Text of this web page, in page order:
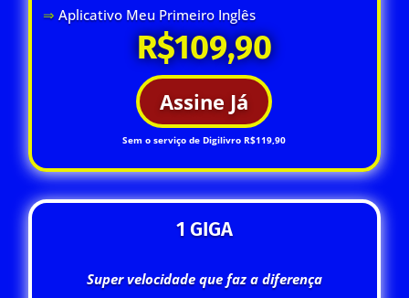
⇒Aplicativo Meu Primeiro Inglês
R$109,90
Assine Já
Sem o serviço de Digilivro R$119,90
1 GIGA
Super velocidade que faz a diferença